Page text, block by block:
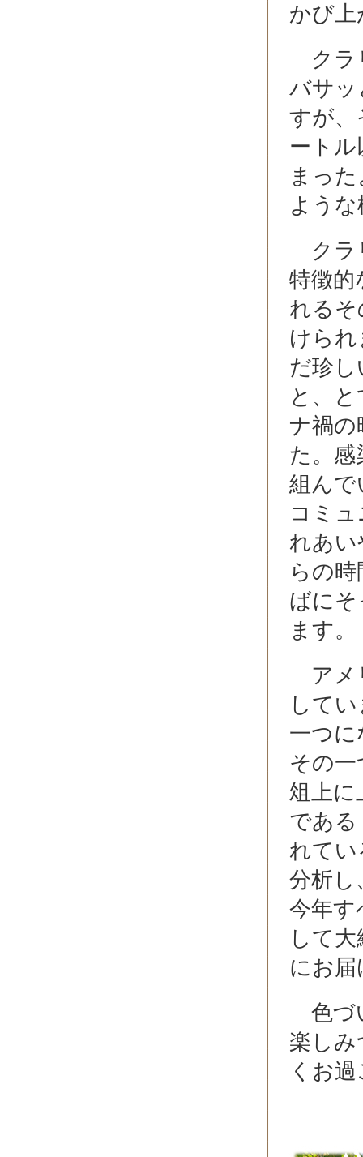
かび
クラ
バサッ
すが、
ート
まっ
よう
クラ
特徴的
れる
けら
だ珍
と、
ナ禍の
た。感
組んで
コミ
れあ
らの
ばに
ます。
アメ
して
一つ
その
俎上に
である
れてい
分析し
今年す
して
にお
色づ
楽しみ
くお